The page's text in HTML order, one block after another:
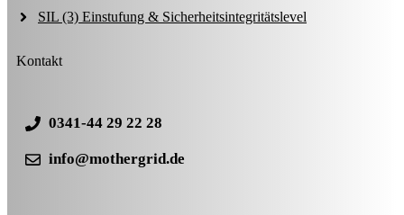
SIL (3) Einstufung & Sicherheitsintegritätslevel
Kontakt
0341-44 29 22 28
info@mothergrid.de